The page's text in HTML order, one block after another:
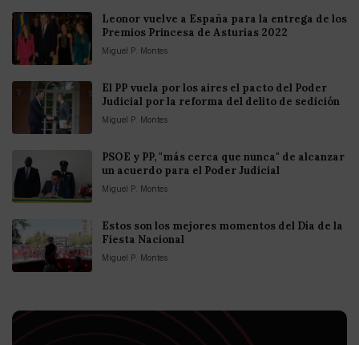
Leonor vuelve a España para la entrega de los
Premios Princesa de Asturias 2022
Miguel P. Montes
El PP vuela por los aires el pacto del Poder
Judicial por la reforma del delito de sedición
Miguel P. Montes
PSOE y PP, "más cerca que nunca" de alcanzar
un acuerdo para el Poder Judicial
Miguel P. Montes
Estos son los mejores momentos del Día de la
Fiesta Nacional
Miguel P. Montes